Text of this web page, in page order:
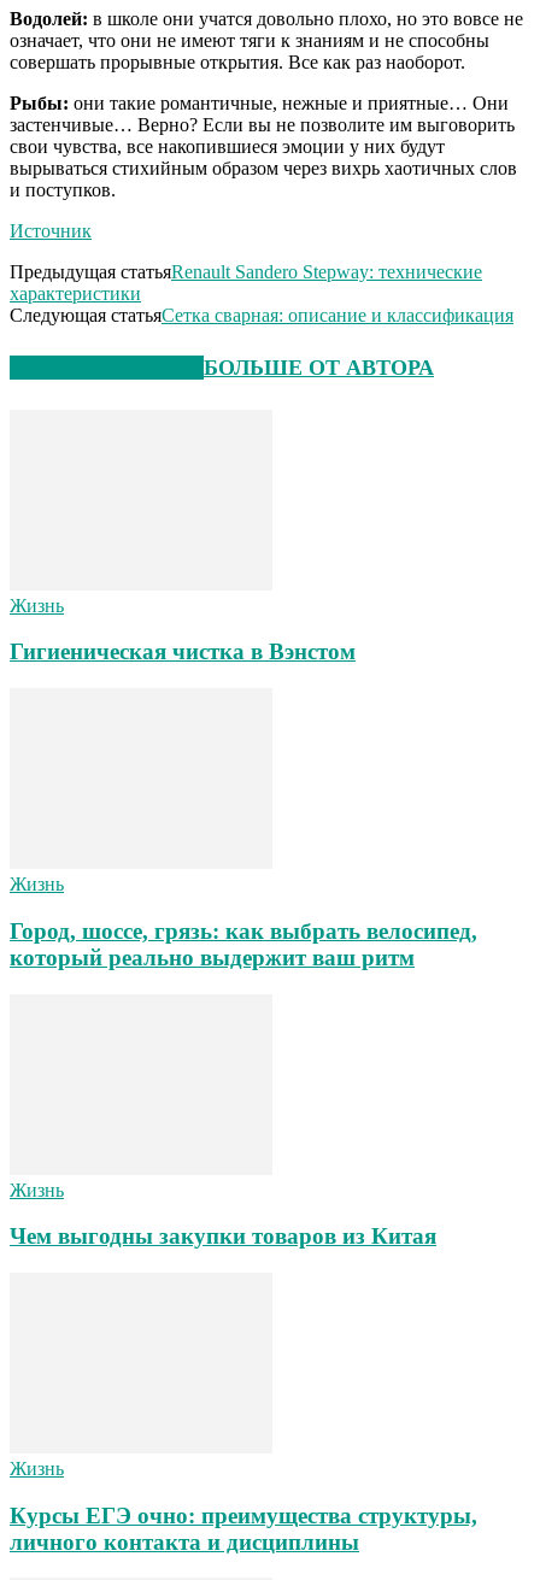
Водолей: в школе они учатся довольно плохо, но это вовсе не
означает, что они не имеют тяги к знаниям и не способны
совершать прорывные открытия. Все как раз наоборот.
Рыбы: они такие романтичные, нежные и приятные… Они
застенчивые… Верно? Если вы не позволите им выговорить
свои чувства, все накопившиеся эмоции у них будут
вырываться стихийным образом через вихрь хаотичных слов
и поступков.
Источник
Предыдущая статьяRenault Sandero Stepway: технические
характеристики
Следующая статьяСетка сварная: описание и классификация
БОЛЬШЕ ОТ АВТОРА
Жизнь
Гигиеническая чистка в Вэнстом
Жизнь
Город, шоссе, грязь: как выбрать велосипед,
который реально выдержит ваш ритм
Жизнь
Чем выгодны закупки товаров из Китая
Жизнь
Курсы ЕГЭ очно: преимущества структуры,
личного контакта и дисциплины